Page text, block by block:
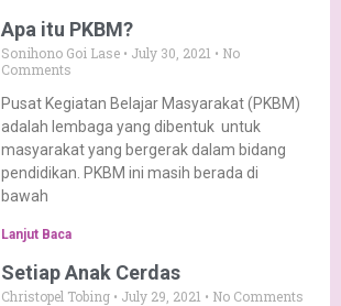
Apa itu PKBM?
Sonihono Goi Lase July 30, 2021
No
Comments
Pusat Kegiatan Belajar Masyarakat (PKBM)
adalah lembaga yang dibentuk untuk
masyarakat yang bergerak dalam bidang
pendidikan. PKBM ini masih berada di
bawah
Lanjut Baca
Setiap Anak Cerdas
Christopel Tobing July 29, 2021
No Comments